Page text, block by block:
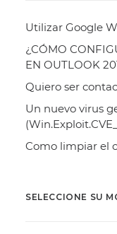
Utilizar Google
¿CÓMO
EN OUTLOOK
Quiero ser
Un nuevo virus
Como limpiar el
SELECCIONE SU